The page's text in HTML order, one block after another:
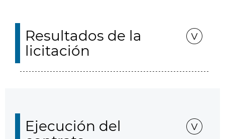
Resultados de la
licitación
Ejecución del